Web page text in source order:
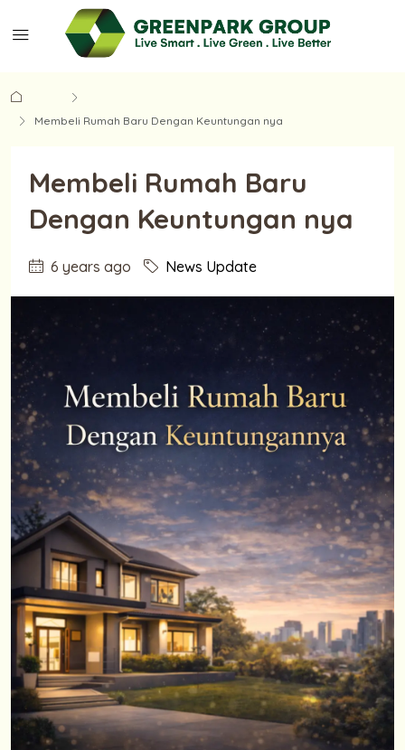
Membeli Rumah Baru Dengan Keuntungan nya
Membeli Rumah Baru
Dengan Keuntungan nya
6 years ago News Update